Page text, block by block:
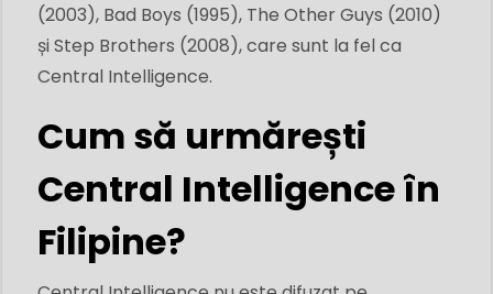
(2003), Bad Boys (1995), The Other Guys (2010)
și Step Brothers (2008), care sunt la fel ca
Central Intelligence.
Cum să urmărești
Central Intelligence în
Filipine?